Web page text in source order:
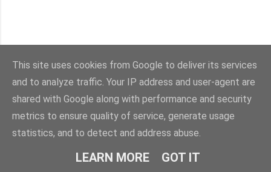
Obsługiwane przez usługę Blogger
This site uses cookies from Google to deliver its services
and to analyze traffic. Your IP address and user-agent are
shared with Google along with performance and security
metrics to ensure quality of service, generate usage
statistics, and to detect and address abuse.
LEARN MORE GOT IT